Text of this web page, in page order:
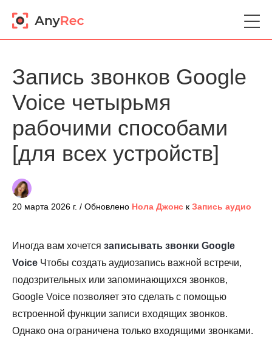
Запись звонков Google
Voice четырьмя
рабочими способами
[для всех устройств]
20 марта 2026 г. / Обновлено Нола Джонс к Запись аудио
Иногда вам хочется записывать звонки Google
Voice Чтобы создать аудиозапись важной встречи,
подозрительных или запоминающихся звонков,
Google Voice позволяет это сделать с помощью
встроенной функции записи входящих звонков.
Однако она ограничена только входящими звонками.